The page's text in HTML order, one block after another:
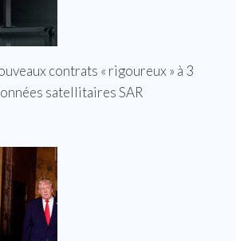
contrats « rigoureux » à 3
satellitaires SAR